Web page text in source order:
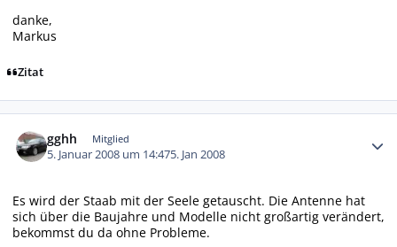
danke,
Markus
Zitat
gghh Mitglied
5. Januar 2008 um 14:475. Jan 2008
Es wird der Staab mit der Seele getauscht. Die Antenne hat
sich über die Baujahre und Modelle nicht großartig verändert,
bekommst du da ohne Probleme.